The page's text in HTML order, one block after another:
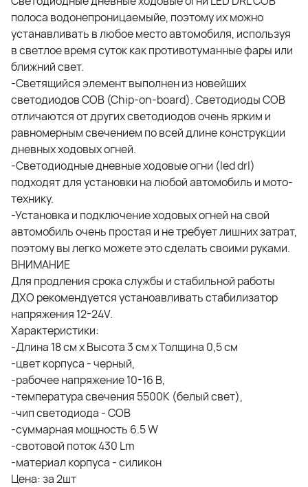
полоса водонепроницаемыйе, поэтому их можно
устанавливать в любое место автомобиля, используя
в светлое время суток как противотуманные фары или
ближний свет.
-Светящийся элемент выполнен из новейших
светодиодов COB (Chip-on-board). Светодиоды COB
отличаются от других светодиодов очень ярким и
равномерным свечением по всей длине конструкции
дневных ходовых огней.
-Светодиодные дневные ходовые огни (led drl)
подходят для установки на любой автомобиль и мото-
технику.
-Установка и подключение ходовых огней на свой
автомобиль очень простая и не требует лишних затрат,
поэтому вы легко можете это сделать своими руками.
ВНИМАНИЕ
Для продления срока службы и стабильной работы
ДХО рекомендуется устаноавливать стабилизатор
напряжения 12-24V.
Характеристики:
-Длина 18 см х Высота 3 см х Толщина 0,5 см
-цвет корпуса - черный,
-рабочее напряжение 10-16 В,
-температура свечения 5500К (белый свет),
-чип светодиода - COB
-суммарная мощность 6.5 W
-свотовой поток 430 Lm
-материал корпуса - силикон
Цена: за 2шт